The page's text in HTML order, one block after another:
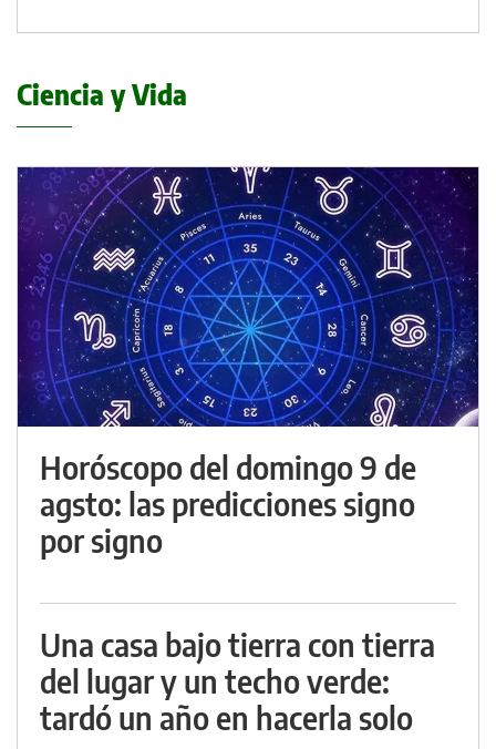
Ciencia y Vida
Horóscopo del domingo 9 de
agsto: las predicciones signo
por signo
Una casa bajo tierra con tierra
del lugar y un techo verde:
tardó un año en hacerla solo